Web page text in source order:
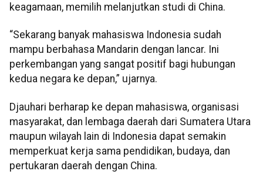
keagamaan, memilih melanjutkan studi di China.
“Sekarang banyak mahasiswa Indonesia sudah
mampu berbahasa Mandarin dengan lancar. Ini
perkembangan yang sangat positif bagi hubungan
kedua negara ke depan,” ujarnya.
Djauhari berharap ke depan mahasiswa, organisasi
masyarakat, dan lembaga daerah dari Sumatera Utara
maupun wilayah lain di Indonesia dapat semakin
memperkuat kerja sama pendidikan, budaya, dan
pertukaran daerah dengan China.